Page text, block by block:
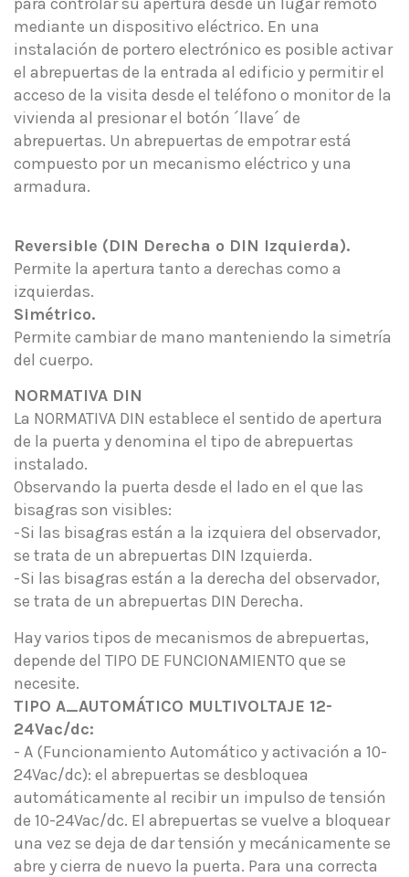
mediante un dispositivo eléctrico. En una
instalación de portero electrónico es posible activar
el abrepuertas de la entrada al edificio y permitir el
acceso de la visita desde el teléfono o monitor de la
vivienda al presionar el botón ´llave´ de
abrepuertas. Un abrepuertas de empotrar está
compuesto por un mecanismo eléctrico y una
armadura.
Reversible (DIN Derecha o DIN Izquierda).
Permite la apertura tanto a derechas como a
izquierdas.
Simétrico.
Permite cambiar de mano manteniendo la simetría
del cuerpo.
NORMATIVA DIN
La NORMATIVA DIN establece el sentido de apertura
de la puerta y denomina el tipo de abrepuertas
instalado.
Observando la puerta desde el lado en el que las
bisagras son visibles:
-Si las bisagras están a la izquiera del observador,
se trata de un abrepuertas DIN Izquierda.
-Si las bisagras están a la derecha del observador,
se trata de un abrepuertas DIN Derecha.
Hay varios tipos de mecanismos de abrepuertas,
depende del TIPO DE FUNCIONAMIENTO que se
necesite.
TIPO A_AUTOMÁTICO MULTIVOLTAJE 12-
24Vac/dc:
- A (Funcionamiento Automático y activación a 10-
24Vac/dc): el abrepuertas se desbloquea
automáticamente al recibir un impulso de tensión
de 10-24Vac/dc. El abrepuertas se vuelve a bloquear
una vez se deja de dar tensión y mecánicamente se
abre y cierra de nuevo la puerta. Para una correcta